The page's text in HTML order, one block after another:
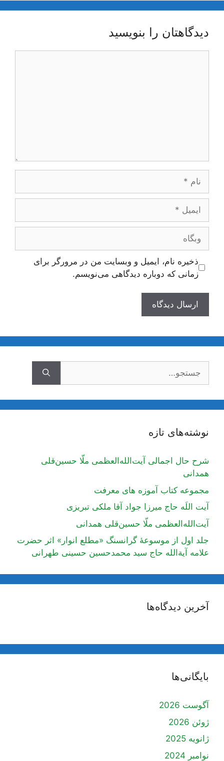
دیدگاهتان را بنویسید
وبگاه
ذخیره نام، ایمیل و وبسایت من در مرورگر برای
زمانی که دوباره دیدگاهی می‌نویسم.
نوشته‌های تازه
شرح حال اجمالی آیت‌الله‌العظمی ملّا حسین‌قلی
همدانی
مجموعه کتاب آموزه های معرفت
آیت اللَه حاج میرزا جواد آقا ملکی تبریزی
آیت‌الله‌العظمی ملّا حسین‌قلی همدانی
جلد اول از موسوعۀ گرانسنگ «مطلع انوار» اثر حضرت
علامه آیة‌الله حاج سید محمدحسین حسینی طهرانی
آخرین دیدگاه‌ها
بایگانی‌ها
آگوست 2026
ژوئن 2026
ژانویه 2025
نوامبر 2024